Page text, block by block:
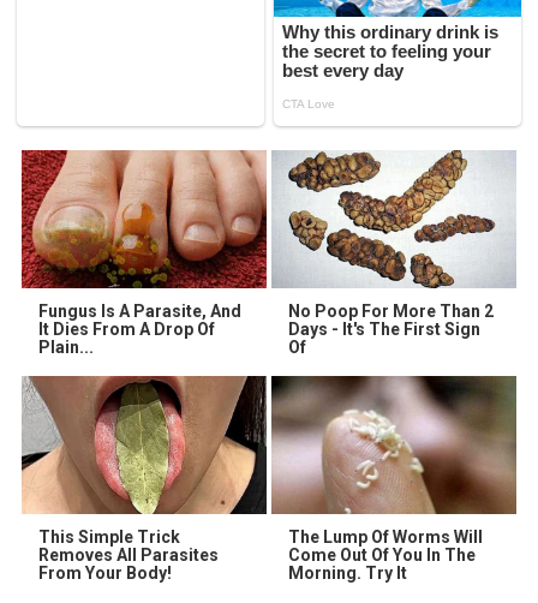
Fungus Is A Parasite, And
It Dies From A Drop Of
Plain...
No Poop For More Than 2
Days - It's The First Sign
Of
This Simple Trick
Removes All Parasites
From Your Body!
The Lump Of Worms Will
Come Out Of You In The
Morning. Try It